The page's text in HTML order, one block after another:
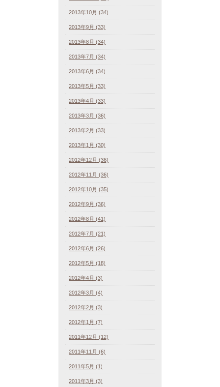
2013年10月 (34)
2013年9月 (33)
2013年8月 (34)
2013年7月 (34)
2013年6月 (34)
2013年5月 (33)
2013年4月 (33)
2013年3月 (36)
2013年2月 (33)
2013年1月 (30)
2012年12月 (36)
2012年11月 (36)
2012年10月 (35)
2012年9月 (36)
2012年8月 (41)
2012年7月 (21)
2012年6月 (26)
2012年5月 (18)
2012年4月 (3)
2012年3月 (4)
2012年2月 (3)
2012年1月 (7)
2011年12月 (12)
2011年11月 (6)
2011年5月 (1)
2011年3月 (3)